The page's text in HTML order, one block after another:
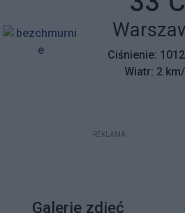
mieszkańców z wyjątkowym
apelem – poszukiwane są
które pamiętają tamte dni,
wspierały protestujących
Miasto:
Ciśnienie:
Wiatr: 2
REKLAMA
Galerie zdjęć